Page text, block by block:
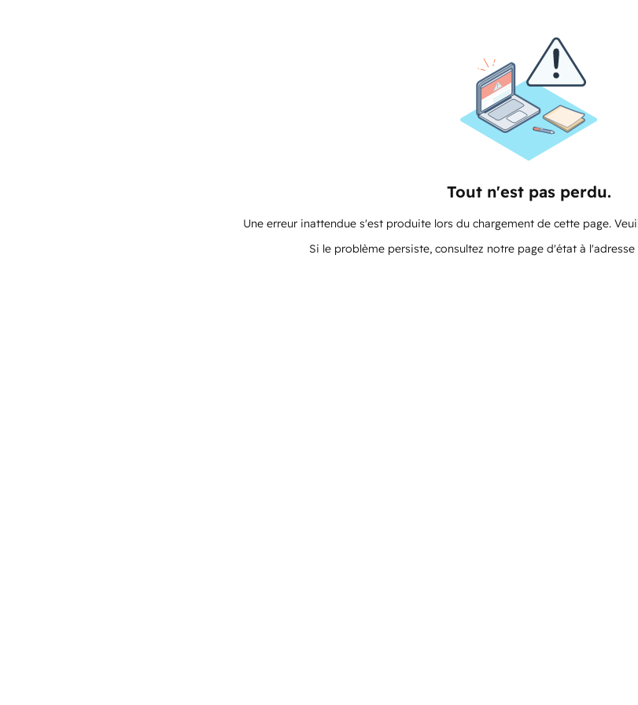
Tout n'est pas perdu.
Une erreur inattendue s'est produite lors du chargement de cette page.
Si le problème persiste, consultez notre page d'état à l'adresse